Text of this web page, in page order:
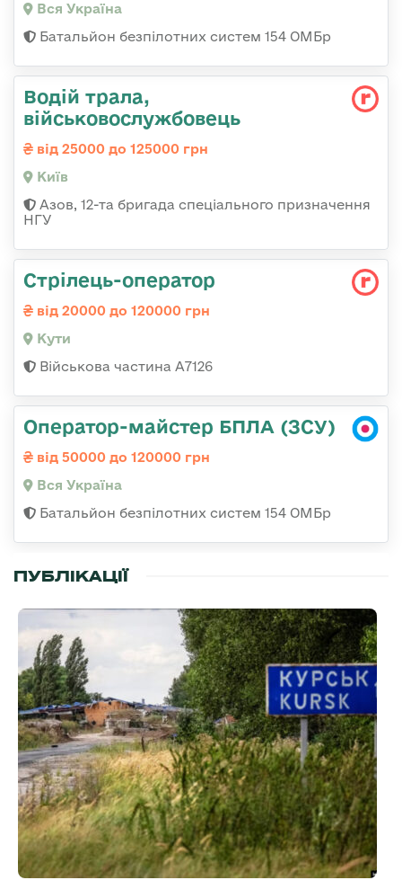
Вся Україна
Батальйон безпілотних систем 154 ОМБр
Водій трала,
військовослужбовець
від 25000 до 125000 грн
Київ
Азов, 12-та бригада спеціального призначення
НГУ
Стрілець-оператор
від 20000 до 120000 грн
Кути
Військова частина А7126
Оператор-майстер БПЛА (ЗСУ)
від 50000 до 120000 грн
Вся Україна
Батальйон безпілотних систем 154 ОМБр
ПУБЛІКАЦІЇ